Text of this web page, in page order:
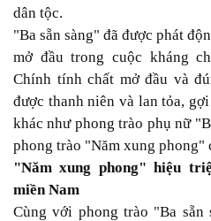
dân tộc.
"Ba sẵn sàng" đã được phát
mở đầu trong cuộc kháng
Chính tính chất mở đầu và
được thanh niên và lan tỏa,
khác như phong trào phụ nữ
phong trào "Năm xung phong"
"Năm xung phong" hiệu
miền Nam
Cùng với phong trào "Ba sẵn